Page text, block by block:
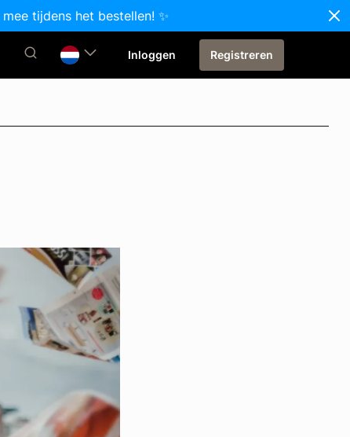
tijdens het bestellen! ✨
Inloggen Registreren